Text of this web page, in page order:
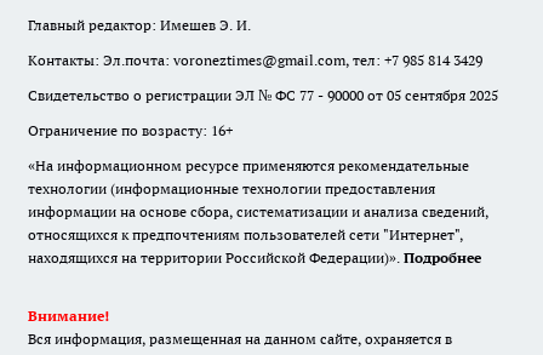
Главный редактор: Имешев Э. И.
Контакты: Эл.почта: voroneztimes@gmail.com, тел: +7 985 814 3429
Свидетельство о регистрации ЭЛ № ФС 77 - 90000 от 05 сентября 2025
Ограничение по возрасту: 16+
«На информационном ресурсе применяются рекомендательные
технологии (информационные технологии предоставления
информации на основе сбора, систематизации и анализа сведений,
относящихся к предпочтениям пользователей сети "Интернет",
находящихся на территории Российской Федерации)». Подробнее
Внимание!
Вся информация, размещенная на данном сайте, охраняется в